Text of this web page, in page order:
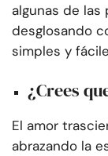
algunas de las
desglosando
simples y
¿Crees
El amor
abrazando la